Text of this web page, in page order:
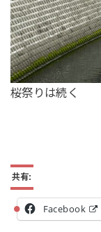
桜祭りは続く
共有:
Facebook